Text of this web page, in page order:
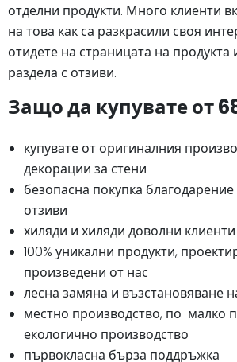
отделни продукти. Много клиенти
на това как са разкрасили своя
отидете на страницата на продукта
раздела с отзиви.
Защо да купувате от
купувате от оригиналния
декорации за стени
безопасна покупка
отзиви
хиляди и хиляди доволни клиенти
100% уникални продукти,
произведени от нас
лесна замяна и възстановяване
местно производство, по-малко
екологично производство
първокласна бърза поддръжка